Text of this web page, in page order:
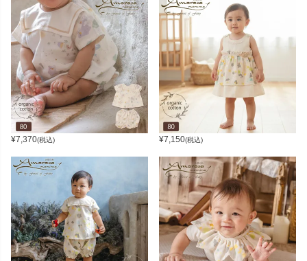
¥7,370(税込) ¥7,150(税込)